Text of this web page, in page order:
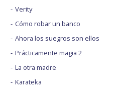
Verity
Cómo robar un banco
Ahora los suegros son ellos
Prácticamente magia 2
La otra madre
Karateka